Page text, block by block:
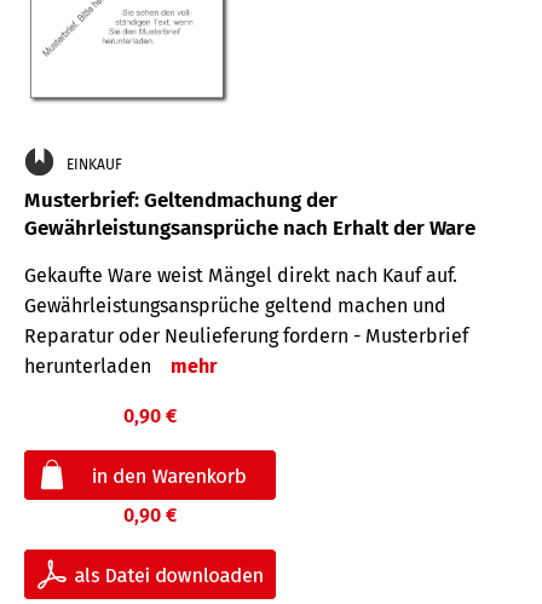
EINKAUF
Musterbrief: Geltendmachung der
Gewährleistungsansprüche nach Erhalt der Ware
Gekaufte Ware weist Mängel direkt nach Kauf auf.
Gewährleistungsansprüche geltend machen und
Reparatur oder Neulieferung fordern - Musterbrief
herunterladen
mehr
0,90 €
0,90 €